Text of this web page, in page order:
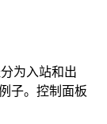
为入站和出
子。控制面板